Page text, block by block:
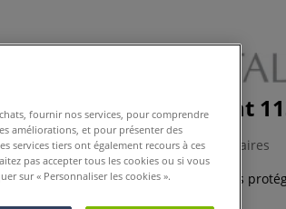
Vernis ultra-brillant
2 Commentaires
Le vernis ultra-brillant 113 Talens
fournir nos services, pour comprendre
améliorations, et pour présenter des
services tiers ont également recours à ces
pas accepter tous les cookies ou si vous
sur « Personnaliser les cookies ».